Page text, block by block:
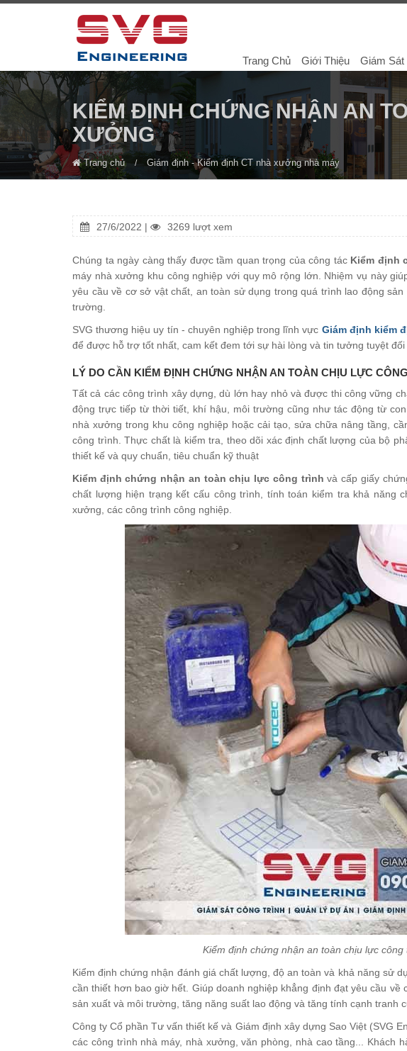
Trang Chủ Giới Thiệu Giám Sát
KIỂM ĐỊNH CHỨNG NHẬN AN
XƯỞNG
Trang chủ Giám định - Kiểm định CT nhà xưởng nhà máy
27/6/2022 | 3269 lượt xem
Chúng ta ngày càng thấy được tầm quan trọng của công tác Kiểm định
máy nhà xưởng khu công nghiệp với quy mô rộng lớn. Nhiệm vụ này
yêu cầu về cơ sở vật chất, an toàn sử dụng trong quá trình lao động
trường.
SVG thương hiệu uy tín - chuyên nghiệp trong lĩnh vực Giám định kiểm
để được hỗ trợ tốt nhất, cam kết đem tới sự hài lòng và tin tưởng tuyệt đối
LÝ DO CẦN KIỂM ĐỊNH CHỨNG NHẬN AN TOÀN CHỊU LỰC
Tất cả các công trình xây dựng, dù lớn hay nhỏ và được thi công vững
động trực tiếp từ thời tiết, khí hậu, môi trường cũng như tác động từ
nhà xưởng trong khu công nghiệp hoặc cải tạo, sửa chữa nâng tầng,
công trình. Thực chất là kiểm tra, theo dõi xác định chất lượng của bộ
thiết kế và quy chuẩn, tiêu chuẩn kỹ thuật
Kiểm định chứng nhận an toàn chịu lực công trình và cấp giấy
chất lượng hiện trạng kết cấu công trình, tính toán kiểm tra khả năng
xưởng, các công trình công nghiệp.
Kiểm định chứng nhận an toàn chịu lực
Kiểm định chứng nhận đánh giá chất lượng, độ an toàn và khả năng sử
cần thiết hơn bao giờ hết. Giúp doanh nghiệp khẳng định đạt yêu cầu
sản xuất và môi trường, tăng năng suất lao động và tăng tính cạnh tranh
Công ty Cổ phần Tư vấn thiết kế và Giám định xây dựng Sao Việt (SVG
các công trình nhà máy, nhà xưởng, văn phòng, nhà cao tầng... Khách